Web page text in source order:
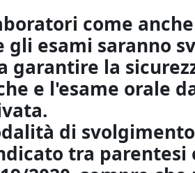
come
esami saranno
la
e l'esame orale
di
tra